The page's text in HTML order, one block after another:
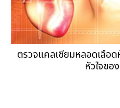
ตรวจแคลเซียมหลอดเลือด
หัวใจข